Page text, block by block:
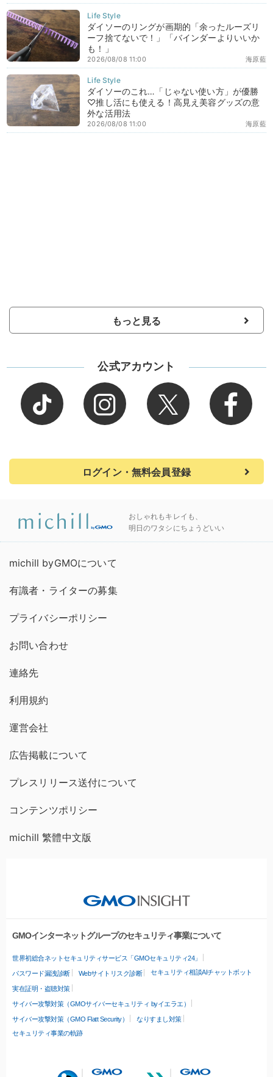
ダイソーのリングが画期的「余ったルーズリ
ーフ捨てないで！」「バインダーよりいいか
も！」
海原藍
2026/08/08 11:00
ダイソーのこれ…「じゃない使い方」が優勝
♡推し活にも使える！高見え美容グッズの意
外な活用法
海原藍
2026/08/08 11:00
もっと見る
公式アカウント
ログイン・無料会員登録
おしゃれもキレイも、
明日のワタシにちょうどいい
michill byGMOについて
有識者・ライターの募集
プライバシーポリシー
お問い合わせ
連絡先
利用規約
運営会社
広告掲載について
プレスリリース送付について
コンテンツポリシー
michill 繁體中文版
GMOインターネットグループのセキュリティ事業について
世界初総合ネットセキュリティサービス「GMOセキュリティ24」
パスワード漏洩診断 Webサイトリスク診断 セキュリティ相談AIチャットボット
実在証明・盗聴対策
サイバー攻撃対策（GMOサイバーセキュリティ byイエラエ）
サイバー攻撃対策（GMO Flatt Security）
なりすまし対策
セキュリティ事業の軌跡